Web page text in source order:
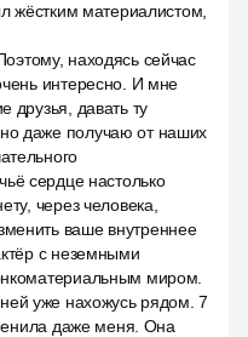
жёстким материалистом,
находясь сейчас
интересно. И мне
друзья, давать ту
даже получаю от наших
сердце настолько
через человека,
ваше внутреннее
с неземными
миром.
уже нахожусь рядом. 7
даже меня. Она